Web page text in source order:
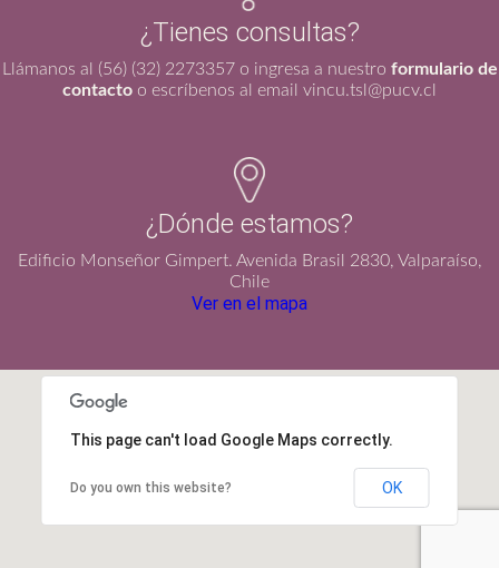
¿Tienes consultas?
Llámanos al (56) (32) 2273357 o ingresa a nuestro formulario de
contacto o escríbenos al email vincu.tsl@pucv.cl
¿Dónde estamos?
Edificio Monseñor Gimpert. Avenida Brasil 2830, Valparaíso,
Chile
Ver en el mapa
This page can't load Google Maps correctly.
Do you own this website? OK